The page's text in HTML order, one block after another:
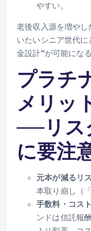
やすい。
老後収入源を増や
いたいシニア世代
金設計”が可能にな
プラチ
メリッ
──リス
に要注
元本が減るリ
本取り崩し（
手数料・コス
ンドは信託報